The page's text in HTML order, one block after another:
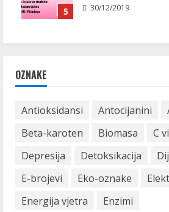
5 30/12/2019
OZNAKE
Antioksidansi Antocijanini
Beta-karoten
Biomasa
C
Depresija
Detoksikacija
E-brojevi
Eko-oznake
Energija vjetra
Enzimi